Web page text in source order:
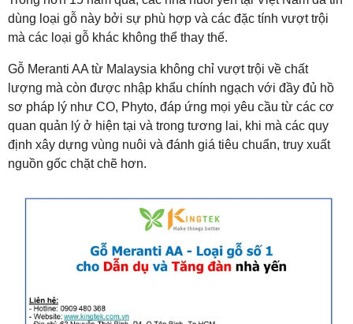
dùng loại gỗ này bởi sự phù hợp và các đặc tính vượt trội
mà các loại gỗ khác không thể thay thế.
Gỗ Meranti AA từ Malaysia không chỉ vượt trội về chất
lượng mà còn được nhập khẩu chính ngạch với đầy đủ hồ
sơ pháp lý như CO, Phyto, đáp ứng mọi yêu cầu từ các cơ
quan quản lý ở hiện tại và trong tương lai, khi mà các quy
định xây dựng vùng nuôi và đánh giá tiêu chuẩn, truy xuất
nguồn gốc chặt chẽ hơn.